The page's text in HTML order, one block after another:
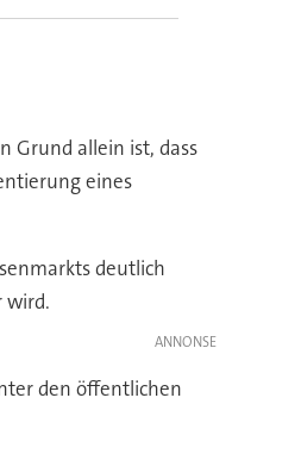
Grund allein ist, dass
eines
deutlich
wird.
den öffentlichen